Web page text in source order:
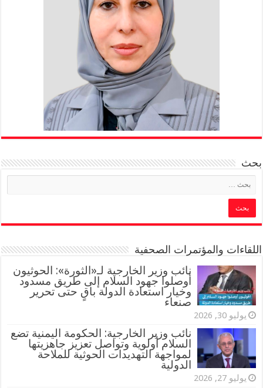
بحث
اللقاءات والمؤتمرات الصحفية
‏نائب وزير الخارجية لـ«الثورة»: الحوثيون
أوصلوا جهود السلام إلى طريق مسدود
وخيار استعادة الدولة باقٍ حتى تحرير
صنعاء
يوليو 30, 2026
نائب وزير الخارجية: الحكومة اليمنية تضع
السلام أولوية وتواصل تعزيز جاهزيتها
لمواجهة التهديدات الحوثية للملاحة
الدولية
يوليو 27, 2026